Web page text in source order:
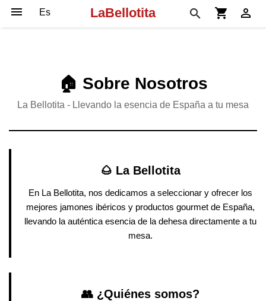
 
shopping_cart
search
LaBellotita
🏠 Sobre Nosotros
La Bellotita - Llevando la esencia de España a tu mesa
🌰 La Bellotita
En La Bellotita, nos dedicamos a seleccionar y ofrecer los
mejores jamones ibéricos y productos gourmet de España,
llevando la auténtica esencia de la dehesa directamente a tu
mesa.
👥 ¿Quiénes somos?